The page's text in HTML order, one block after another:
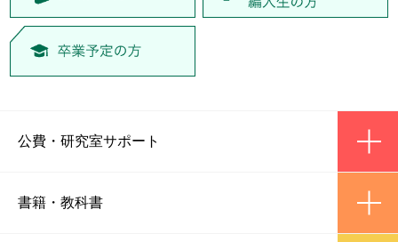
公費 ・ 研究室サポート
書籍 ・ 教科書